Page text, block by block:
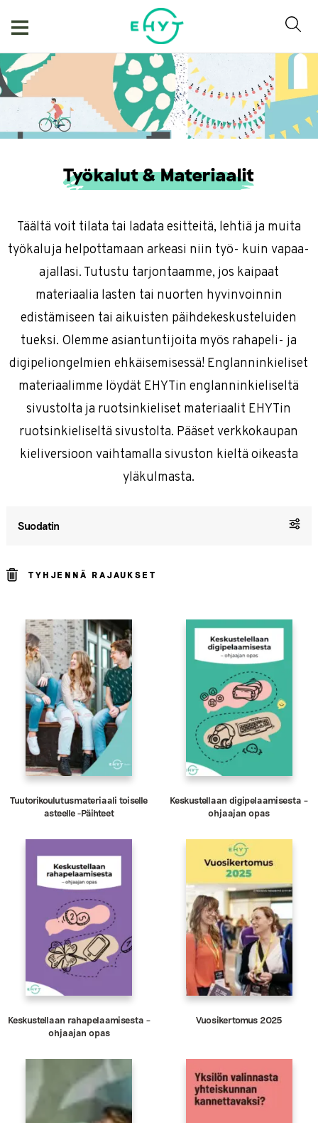
Työkalut & Materiaalit
Täältä voit tilata tai ladata esitteitä, lehtiä ja muita
työkaluja helpottamaan arkeasi niin työ- kuin vapaa-
ajallasi. Tutustu tarjontaamme, jos kaipaat
materiaalia lasten tai nuorten hyvinvoinnin
edistämiseen tai aikuisten päihdekeskusteluiden
tueksi. Olemme asiantuntijoita myös rahapeli- ja
digipeliongelmien ehkäisemisessä! Englanninkieliset
materiaalimme löydät EHYTin englanninkieliseltä
sivustolta ja ruotsinkieliset materiaalit EHYTin
ruotsinkieliseltä sivustolta. Pääset verkkokaupan
kieliversioon vaihtamalla sivuston kieltä oikeasta
yläkulmasta.
Suodatin
TYHJENNÄ RAJAUKSET
Tuutorikoulutusmateriaali toiselle
asteelle -Päihteet
Keskustellaan digipelaamisesta –
ohjaajan opas
Keskustellaan rahapelaamisesta –
ohjaajan opas
Vuosikertomus 2025